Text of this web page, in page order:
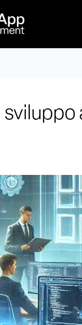
sviluppo